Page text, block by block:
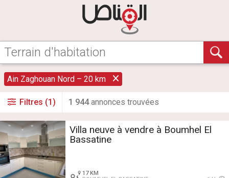
Ain Zaghouan Nord – 20 km
Filtres (1) 1 944annonces trouvées
Villa neuve à vendre à Boumhel El
Bassatine
17 KM